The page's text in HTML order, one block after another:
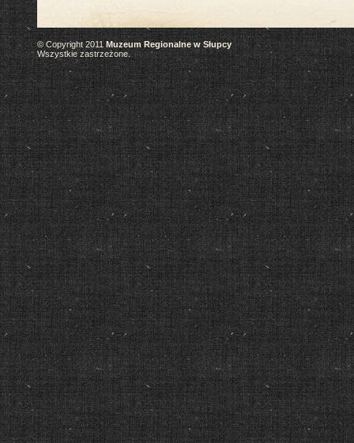
© Copyright 2011Muzeum Regionalne w Słupcy
Wszystkie zastrzeżone.